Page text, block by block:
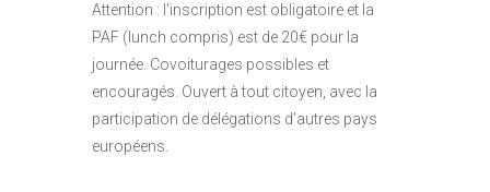
Attention : l’inscription est obligatoire et la
PAF (lunch compris) est de 20€ pour la
journée. Covoiturages possibles et
encouragés. Ouvert à tout citoyen, avec la
participation de délégations d’autres pays
européens.